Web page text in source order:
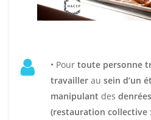
• Pour toute personne
travailler au sein d’un
manipulant des
(restauration collective